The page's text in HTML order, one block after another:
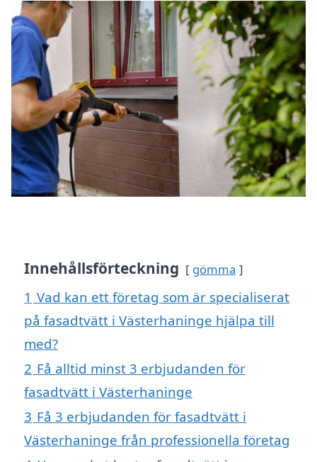
Innehållsförteckning gömma
1 Vad kan ett företag som är specialiserat
på fasadtvätt i Västerhaninge hjälpa till
med?
2 Få alltid minst 3 erbjudanden för
fasadtvätt i Västerhaninge
3 Få 3 erbjudanden för fasadtvätt i
Västerhaninge från professionella företag